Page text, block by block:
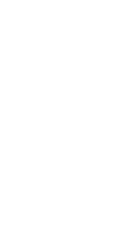
La unión
Guardia